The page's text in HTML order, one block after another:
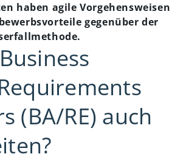
haben agile Vorgehensweisen
gegenüber der
(BA/RE) auch